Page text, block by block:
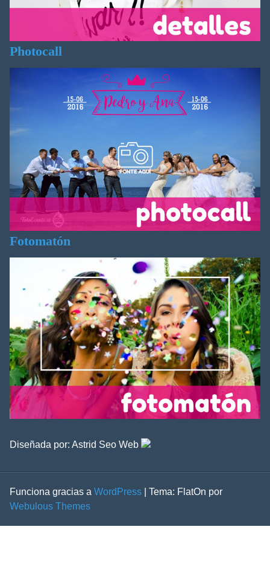
Photocall
Fotomatón
Diseñada por: Astrid Seo Web
Funciona gracias a WordPress
Tema: FlatOn por
Webulous Themes